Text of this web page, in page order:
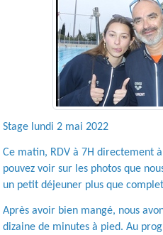
Stage lundi 2 mai 2022
Ce matin, RDV à 7H directement
pouvez voir sur les photos que
un petit déjeuner plus que
Après avoir bien mangé, nous
dizaine de minutes à pied. Au